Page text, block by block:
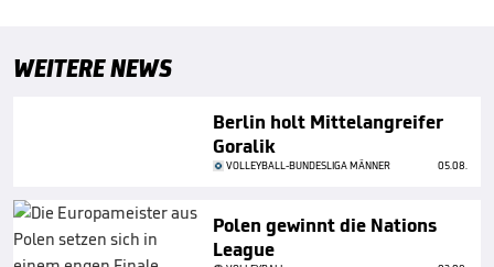
WEITERE NEWS
Berlin holt Mittelangreifer
Goralik
VOLLEYBALL-BUNDESLIGA MÄNNER 05.08.
Polen gewinnt die Nations
League